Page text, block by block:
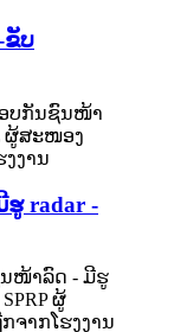
ຂັບ
radar -